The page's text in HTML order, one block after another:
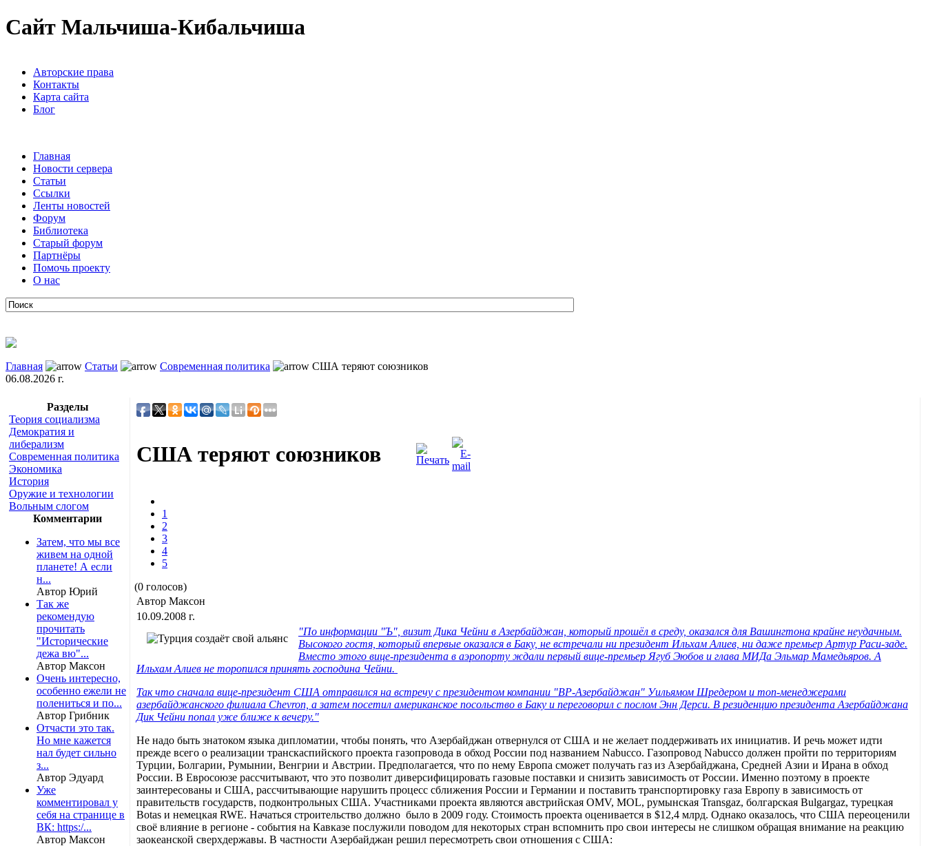
Сайт Мальчиша-Кибальчиша
Авторские права
Контакты
Карта сайта
Блог
Главная
Новости сервера
Статьи
Ссылки
Ленты новостей
Форум
Библиотека
Старый форум
Партнёры
Помочь проекту
О нас
Главная Статьи Современная политика
США теряют союзников
06.08.2026 г.
Разделы
Теория социализма
Демократия и
либерализм
Современная политика
Экономика
История
Оружие и технологии
Вольным слогом
Комментарии
Затем, что мы все
живем на одной
планете! А если
н...
Автор Юрий
Так же
рекомендую
прочитать
"Исторические
дежа вю"...
Автор Максон
Очень интересно,
особенно ежели не
полениться и по...
Автор Грибник
Отчасти это так.
Но мне кажется
нал будет сильно
з...
Автор Эдуард
Уже
комментировал у
себя на странице в
ВК: https:/...
Автор Максон
США теряют союзников
1
2
3
4
5
(0 голосов)
Автор Максон
10.09.2008 г.
"По информации "Ъ", визит Дика Чейни в Азербайджан, который прошёл в среду, оказался для Вашингтона крайне неудачным.
Высокого гостя, который впервые оказался в Баку, не встречали ни президент Ильхам Алиев, ни даже премьер Артур Раси-заде.
Вместо этого вице-президента в аэропорту ждали первый вице-премьер Ягуб Эюбов и глава МИДа Эльмар Мамедьяров. А
Ильхам Алиев не торопился принять господина Чейни.
Так что сначала вице-президент США отправился на встречу с президентом компании "BP-Азербайджан" Уильямом Шредером и топ-менеджерами
азербайджанского филиала Chevron, а затем посетил американское посольство в Баку и переговорил с послом Энн Дерси. В резиденцию президента Азербайджана
Дик Чейни попал уже ближе к вечеру."
Не надо быть знатоком языка дипломатии, чтобы понять, что Азербайджан отвернулся от США и не желает поддерживать их инициатив. И речь может идти
прежде всего о реализации транскаспийского проекта газопровода в обход России под названием Nabucco. Газопровод Nabucco должен пройти по территориям
Турции, Болгарии, Румынии, Венгрии и Австрии. Предполагается, что по нему Европа сможет получать газ из Азербайджана, Средней Азии и Ирана в обход
России. В Евросоюзе рассчитывают, что это позволит диверсифицировать газовые поставки и снизить зависимость от России. Именно поэтому в проекте
заинтересованы и США, рассчитывающие нарушить процесс сближения России и Германии и поставить транспортировку газа Европу в зависимость от
правительств государств, подконтрольных США. Участниками проекта являются австрийская OMV, MOL, румынская Transgaz, болгарская Bulgargaz, турецкая
Botas и немецкая RWE. Начаться строительство должно было в 2009 году. Стоимость проекта оценивается в $12,4 млрд. Однако оказалось, что США переоценили
своё влияние в регионе - события на Кавказе послужили поводом для некоторых стран вспомнить про свои интересы не слишком обращая внимание на реакцию
заокеанской сверхдержавы. В частности Азербайджан решил пересмотреть свои отношения с США: